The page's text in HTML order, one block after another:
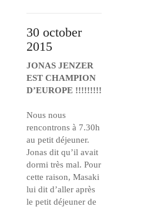
30 october
2015
JONAS JENZER
EST CHAMPION
D’EUROPE !!!!!!!!!
Nous nous
rencontrons à 7.30h
au petit déjeuner.
Jonas dit qu’il avait
dormi très mal. Pour
cette raison, Masaki
lui dit d’aller après
le petit déjeuner de